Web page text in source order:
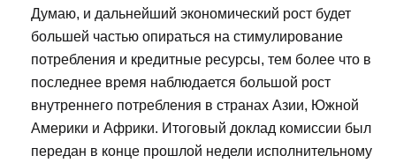
Думаю, и дальнейший экономический рост будет
большей частью опираться на стимулирование
потребления и кредитные ресурсы, тем более что в
последнее время наблюдается большой рост
внутреннего потребления в странах Азии, Южной
Америки и Африки. Итоговый доклад комиссии был
передан в конце прошлой недели исполнительному